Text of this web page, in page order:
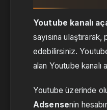
Youtube kanalı
sayısına
edebilirsiniz.
alan Youtube kanalı
Youtube üzerinde
Adsensenin